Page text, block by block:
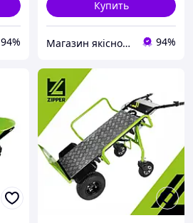
94%
Купить
Магазин якісного інструменту Tools Shop 24/7 94%